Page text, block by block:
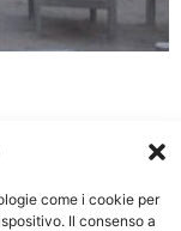
come i cookie per
Il consenso a